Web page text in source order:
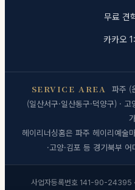
무료 견
카카오
SERVICE AREA 파주 (
(일산서구·일산동구·덕양구) ·
헤이리너싱홈은 파주 헤이리예술
·고양·김포 등 경기북부
사업자등록번호 141-90-24395 ·